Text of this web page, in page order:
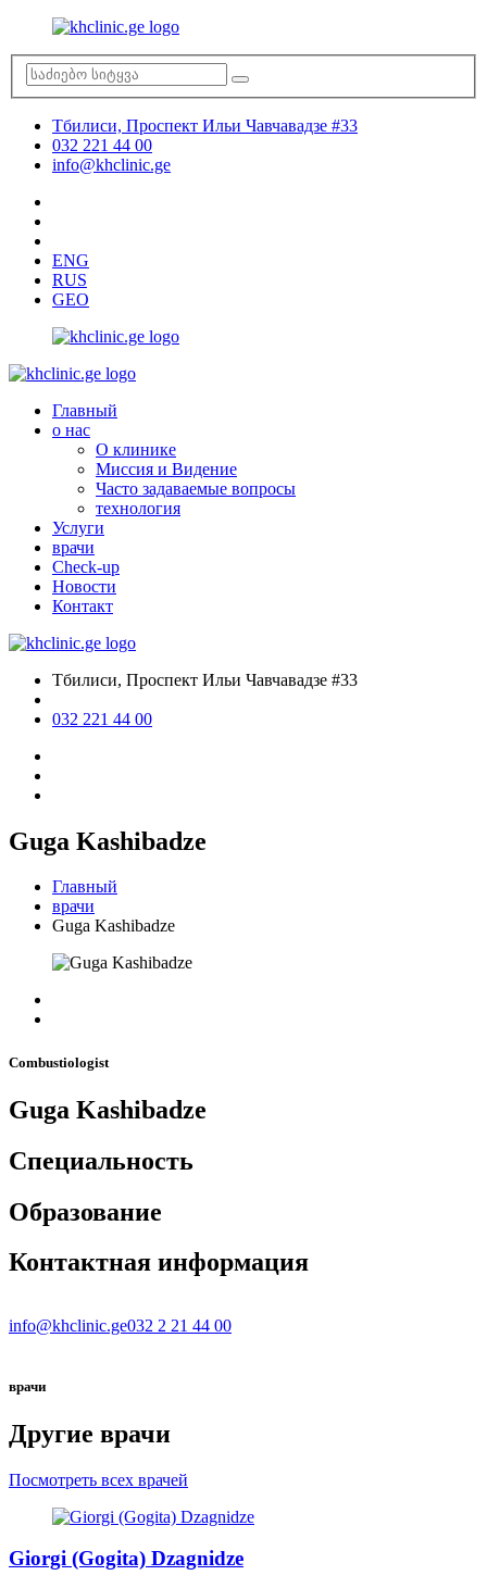
Тбилиси, Проспект Ильи Чавчавадзе #33
032 221 44 00
info@khclinic.ge
ENG
RUS
GEO
Главный
о нас
О клинике
Миссия и Видение
Часто задаваемые вопросы
технология
Услуги
врачи
Check-up
Новости
Контакт
Тбилиси, Проспект Ильи Чавчавадзе #33
032 221 44 00
Guga Kashibadze
Главный
врачи
Guga Kashibadze
Combustiologist
Guga Kashibadze
Специальность
Образование
Контактная информация
info@khclinic.ge032 2 21 44 00
врачи
Другие врачи
Посмотреть всех врачей
Giorgi (Gogita) Dzagnidze